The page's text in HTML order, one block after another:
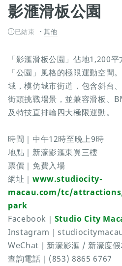
影滙滑板公園
已結束 其他
「影滙滑板公園」佔地1,200
「公園」風格的極限運動空間
域，模仿城市街道，包含斜台
街頭挑戰場景，並兼容滑板、
及特技直排輪四大極限運動。
時間｜中午12時至晚上9時
地點｜新濠影滙東翼三樓
票價｜免費入場
網址｜ www.studiocity-
macau.com/tc/
park
Facebook｜ Studio City
Instagram｜
WeChat｜新濠影滙 / 新濠度
查詢電話｜(853) 8865 6767